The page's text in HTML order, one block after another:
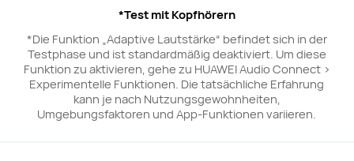
fortschrittliches System aus drei Mikrofonen
zur Geräuschunterdrückung sowie Multi-
Kanal-DNN-Algorithmen.
Was du sagst was andere hören
immer klar und präzise bleibt.
Im Büro
*Test mit Kopfhörern
*Die Funktion „Adaptive Lautstärke“ befindet sich in der
Testphase und ist standardmäßig deaktiviert. Um diese
Funktion zu aktivieren, gehe zu HUAWEI Audio Connect >
Experimentelle Funktionen. Die tatsächliche Erfahrung
kann je nach Nutzungsgewohnheiten,
Umgebungsfaktoren und App-Funktionen variieren.